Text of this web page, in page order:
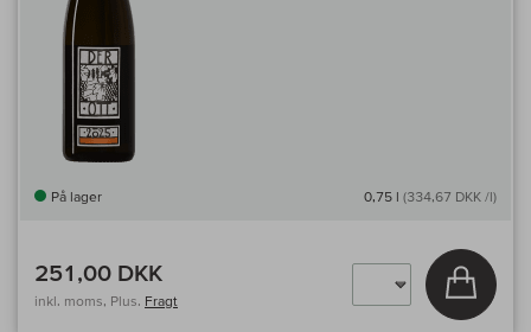
På lager 0,75 l (334,67 DKK /l)
251,00 DKK
inkl. moms, Plus. Fragt
Læg i